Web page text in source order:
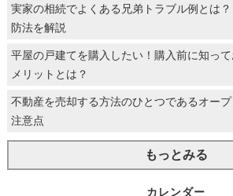
実家の相続でよくある兄弟トラブル例とは
防法を解説
平屋の戸建てを購入したい！購入前に知っ
メリットとは？
不動産を売却する方法のひとつであるオー
注意点
もっとみる
カレンダー